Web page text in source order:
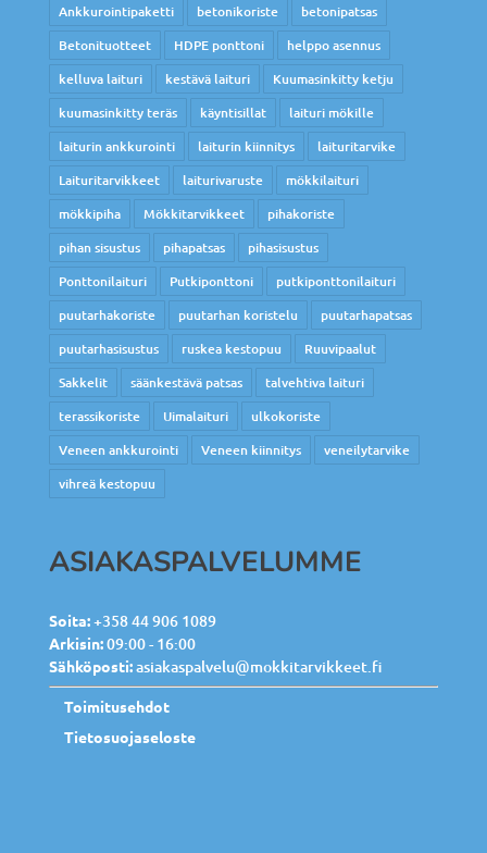
Ankkurointipaketti
betonikoriste
betonipatsas
Betonituotteet
HDPE ponttoni
helppo asennus
kelluva laituri
kestävä laituri
Kuumasinkitty ketju
kuumasinkitty teräs
käyntisillat
laituri mökille
laiturin ankkurointi
laiturin kiinnitys
laituritarvike
Laituritarvikkeet
laiturivaruste
mökkilaituri
mökkipiha
Mökkitarvikkeet
pihakoriste
pihan sisustus
pihapatsas
pihasisustus
Ponttonilaituri
Putkiponttoni
putkiponttonilaituri
puutarhakoriste
puutarhan koristelu
puutarhapatsas
puutarhasisustus
ruskea kestopuu
Ruuvipaalut
Sakkelit
säänkestävä patsas
talvehtiva laituri
terassikoriste
Uimalaituri
ulkokoriste
Veneen ankkurointi
Veneen kiinnitys
veneilytarvike
vihreä kestopuu
ASIAKASPALVELUMME
Soita:+358 44 906 1089
Arkisin:09:00 - 16:00
Sähköposti:asiakaspalvelu@mokkitarvikkeet.fi
Toimitusehdot
Tietosuojaseloste